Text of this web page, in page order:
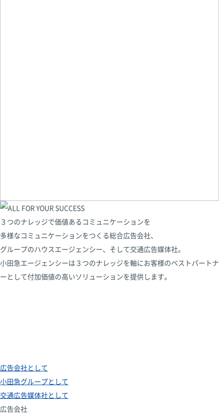
３つのナレッジで価値あるコミュニケーションを
多様なコミュニケーションをつくる総合広告会社、
グループのハウスエージェンシー、そして交通広告媒体社。
小田急エージェンシーは３つのナレッジを軸にお客様のベストパートナ
ーとして付加価値の高いソリューションを提供します。
広告会社として
小田急グループとして
交通広告媒体社として
広告会社